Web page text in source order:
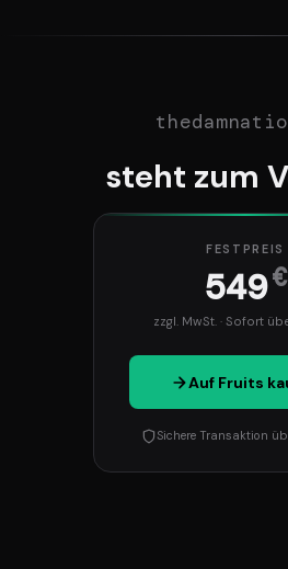
steht zum
FESTPREIS
549€
zzgl. MwSt. · Sofort
Auf Fruits
Sichere Transaktion